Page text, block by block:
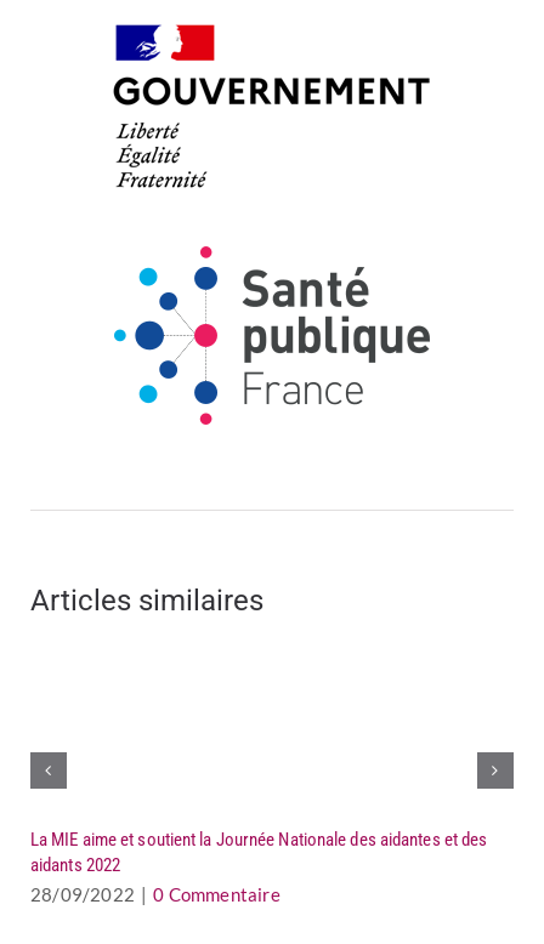
Articles similaires
La MIE aime et soutient la Journée Nationale des aidantes et des
aidants 2022
28/09/2022 | 0 Commentaire